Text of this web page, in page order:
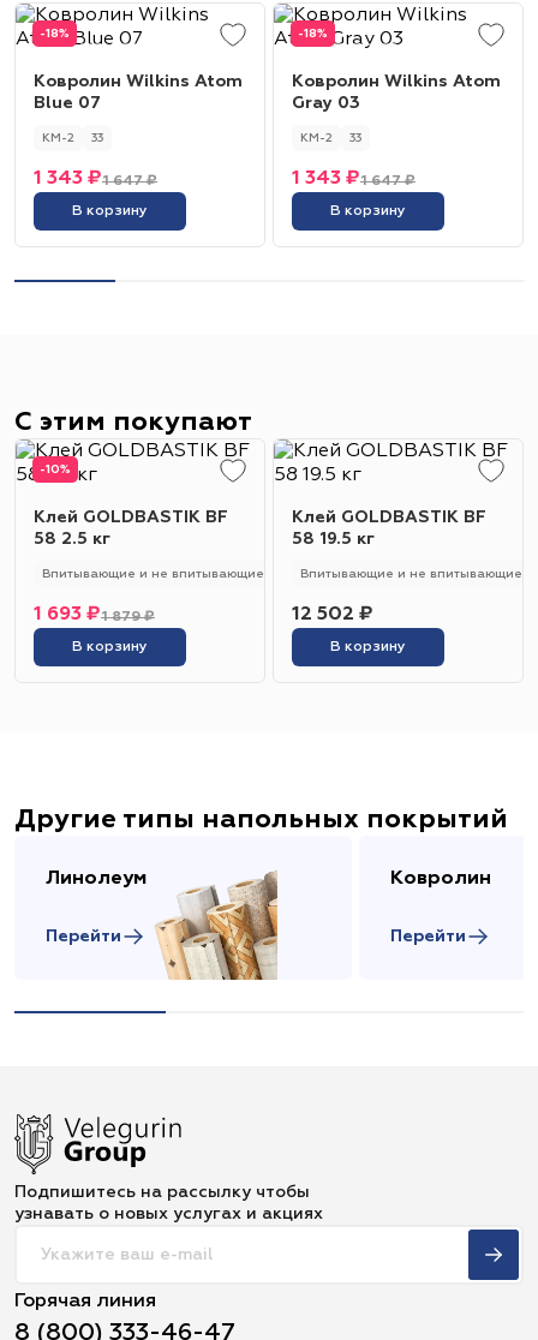
-18%
Ковролин Wilkins Atom
Blue 07
КМ-2 33
1 647 ₽
1 343 ₽
В корзину
-18%
Ковролин Wilkins Atom
Gray 03
КМ-2 33
1 647 ₽
1 343 ₽
В корзину
С этим покупают
-10%
Клей GOLDBASTIK BF
58 2.5 кг
Впитывающие и не впитывающие 250 - 280 гр/м2 Универсальный
1 879 ₽
1 693 ₽
В корзину
Клей GOLDBASTIK BF
58 19.5 кг
Впитывающие и не впитывающие
12 502 ₽
В корзину
Другие типы напольных покрытий
Линолеум
Перейти
Ковролин
Перейти
Подпишитесь на рассылку чтобы
узнавать о новых услугах и акциях
Горячая линия
8 (800) 333-46-47